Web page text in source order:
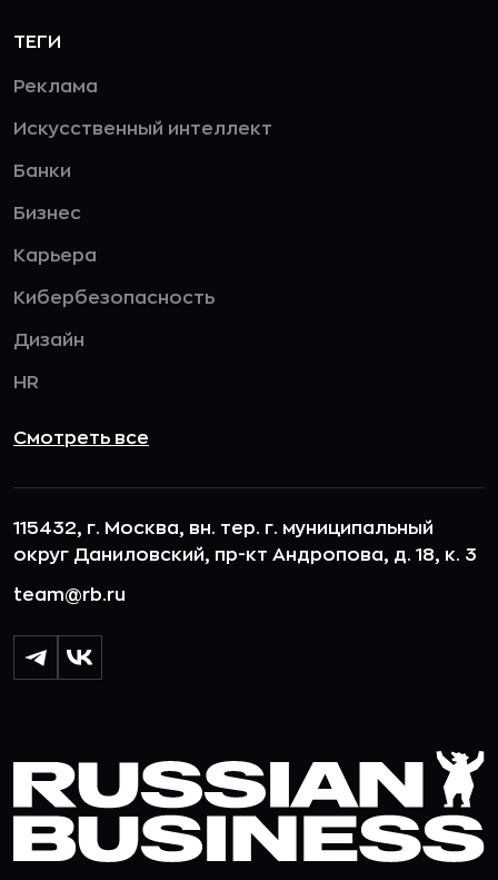
ТЕГИ
Реклама
Искусственный интеллект
Банки
Бизнес
Карьера
Кибербезопасность
Дизайн
HR
Смотреть все
115432, г. Москва, вн. тер. г. муниципальный
округ Даниловский, пр-кт Андропова, д. 18, к. 3
team@rb.ru